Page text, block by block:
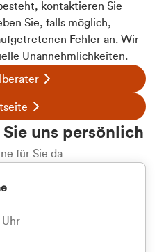
kontaktieren Sie
Sie, falls möglich,
Fehler an. Wir
Unannehmlichkeiten.
uns persönlich
für Sie da
Uhr